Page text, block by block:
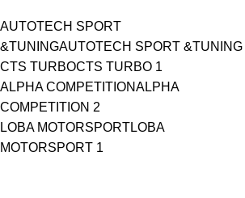
AUTOTECH SPORT
&TUNINGAUTOTECH SPORT &TUNING
CTS TURBOCTS TURBO 1
ALPHA COMPETITIONALPHA
COMPETITION 2
LOBA MOTORSPORTLOBA
MOTORSPORT 1